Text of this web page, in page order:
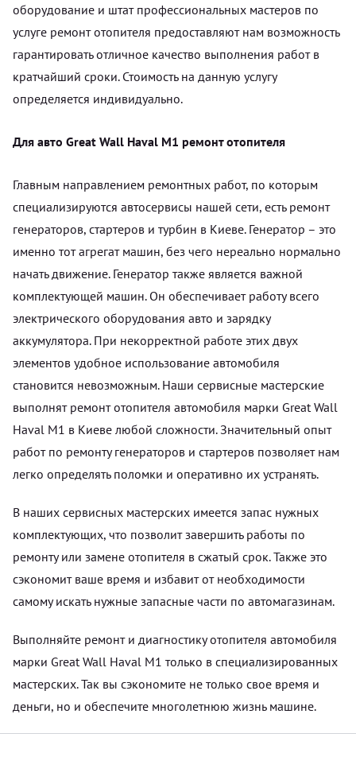
оборудование и штат профессиональных мастеров по
услуге ремонт отопителя предоставляют нам возможность
гарантировать отличное качество выполнения работ в
кратчайший сроки. Стоимость на данную услугу
определяется индивидуально.
Для авто Great Wall Haval M1 ремонт отопителя
Главным направлением ремонтных работ, по которым
специализируются автосервисы нашей сети, есть ремонт
генераторов, стартеров и турбин в Киеве. Генератор – это
именно тот агрегат машин, без чего нереально нормально
начать движение. Генератор также является важной
комплектующей машин. Он обеспечивает работу всего
электрического оборудования авто и зарядку
аккумулятора. При некорректной работе этих двух
элементов удобное использование автомобиля
становится невозможным. Наши сервисные мастерские
выполнят ремонт отопителя автомобиля марки Great Wall
Haval M1 в Киеве любой сложности. Значительный опыт
работ по ремонту генераторов и стартеров позволяет нам
легко определять поломки и оперативно их устранять.
В наших сервисных мастерских имеется запас нужных
комплектующих, что позволит завершить работы по
ремонту или замене отопителя в сжатый срок. Также это
сэкономит ваше время и избавит от необходимости
самому искать нужные запасные части по автомагазинам.
Выполняйте ремонт и диагностику отопителя автомобиля
марки Great Wall Haval M1 только в специализированных
мастерских. Так вы сэкономите не только свое время и
деньги, но и обеспечите многолетнюю жизнь машине.